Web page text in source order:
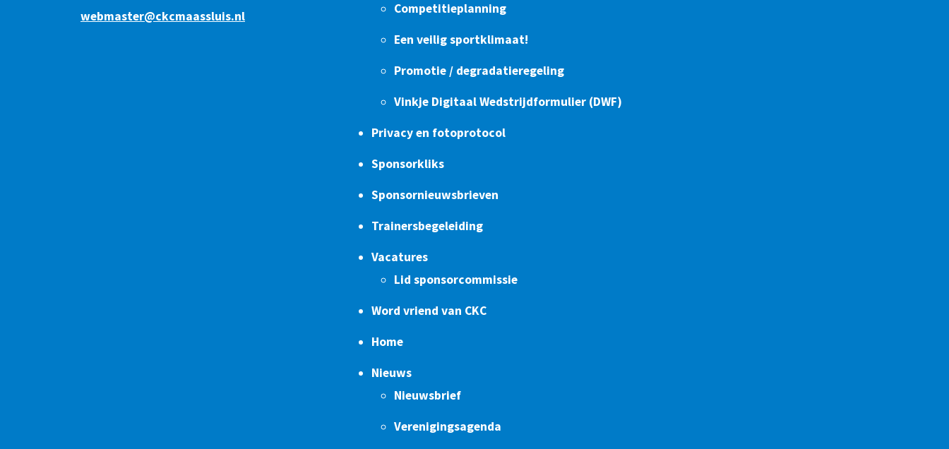
webmaster@ckcmaassluis.nl
Competitieplanning
Een veilig sportklimaat!
Promotie / degradatieregeling
Vinkje Digitaal Wedstrijdformulier (DWF)
Privacy en fotoprotocol
Sponsorkliks
Sponsornieuwsbrieven
Trainersbegeleiding
Vacatures
Lid sponsorcommissie
Word vriend van CKC
Home
Nieuws
Nieuwsbrief
Verenigingsagenda